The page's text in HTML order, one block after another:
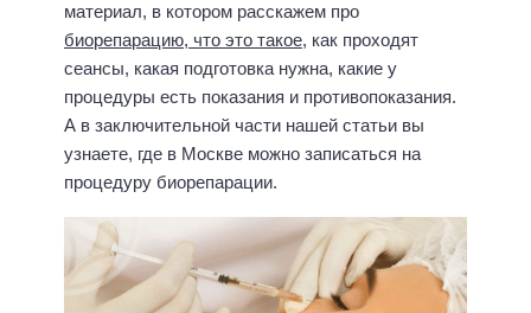
материал, в котором расскажем про
биорепарацию, что это такое, как проходят
сеансы, какая подготовка нужна, какие у
процедуры есть показания и противопоказания.
А в заключительной части нашей статьи вы
узнаете, где в Москве можно записаться на
процедуру биорепарации.